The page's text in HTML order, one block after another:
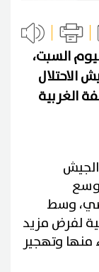
اليوم السبت،
الاحتلال
بالضفة الغربية
وسط
لفرض مزيد
منها وتهجير